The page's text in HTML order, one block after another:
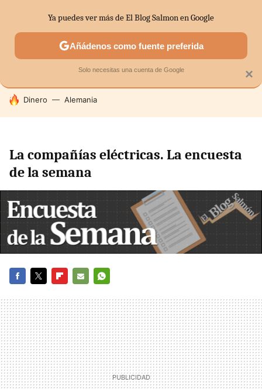
SECTORES ECONOMÍA DOMÉSTICA MERCADOS
HOY SE HABLA DE
Dinero Alemania
La compañías eléctricas. La encuesta
de la semana
MAIL
×
Ya puedes ver más de El Blog Salmon en Google
Añádenos como fuente preferida
Solo necesitas una cuenta de Google